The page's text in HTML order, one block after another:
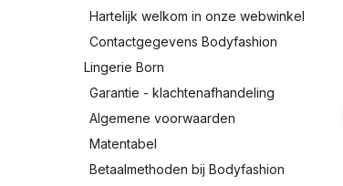
Hartelijk welkom in onze webwinkel
Contactgegevens Bodyfashion
Lingerie Born
Garantie - klachtenafhandeling
Algemene voorwaarden
Matentabel
Betaalmethoden bij Bodyfashion